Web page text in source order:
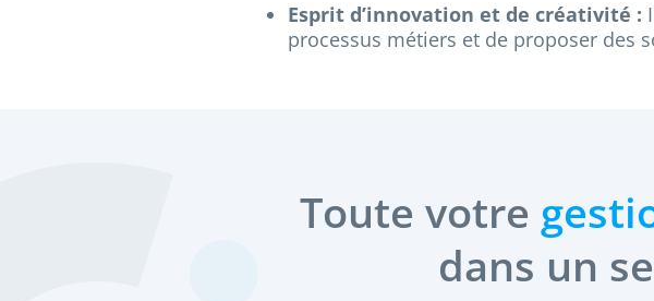
Esprit d’innovation et de créativité :
processus métiers et de proposer des
Toute votre
dans un